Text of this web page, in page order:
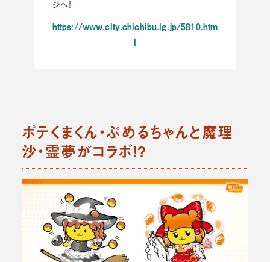
ジへ！
https://www.city.chichibu.lg.jp/5810.htm
l
ポテくまくん・ぷめるちゃんと魔理
沙・霊夢がコラボ!?